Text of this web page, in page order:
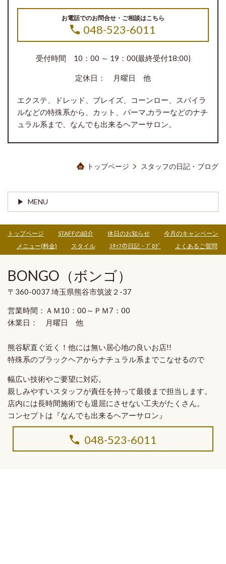
お電話でのお問合せ・ご相談はこちら
048-523-6011
受付時間 10：00 ～ 19：00(最終受付18:00)
定休日： 月曜日 他
エクステ、ドレッド、ブレイズ、コーンロー、スパイラ
ルなどの特殊系から、カット、パーマ,カラーなどのナチ
ュラル系まで、なんでも出来るヘアーサロン。
トップページ スタッフの日記・ブログ
MENU
トップページ STAFFの紹介 休日のお知らせ
今月のキャンペーン
メニュー(料金)
スタイル ｽﾀｯﾌの日記・ﾌﾞﾛｸﾞ よくあるご質問
BONGO（ボンゴ）
〒360-0037 埼玉県熊谷市筑波２-37
営業時間：ＡＭ10：00～ＰＭ7：00
休業日： 月曜日 他
熊谷駅直ぐ近く！他には無い居心地の良いお店!!
特殊系のブラックヘアからナチュラル系 までこなせるので
幅広い技術やご要望に対応。
親しみやすいスタッフが責任を持って最後まで担当 します。
店内には長時間施術でも退屈にさせない工夫がたくさん。
コンセプトは 『なんでも出来るヘアーサロン』
048-523-6011